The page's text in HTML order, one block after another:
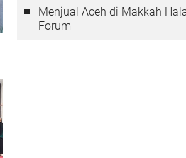
Korupsi di Indonesia
Menjual Aceh di Makkah
Forum